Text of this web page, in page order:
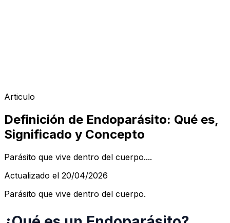
Articulo
Definición de Endoparásito: Qué es,
Significado y Concepto
Parásito que vive dentro del cuerpo....
Actualizado el 20/04/2026
Parásito que vive dentro del cuerpo.